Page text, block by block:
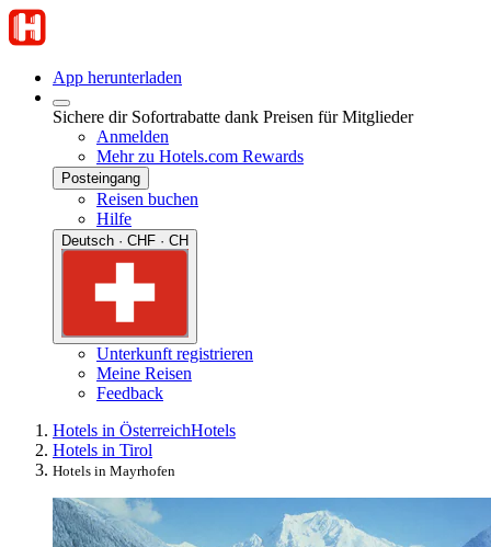
App herunterladen
Sichere dir Sofortrabatte dank Preisen für Mitglieder
Anmelden
Mehr zu Hotels.com Rewards
Posteingang
Reisen buchen
Hilfe
Deutsch · CHF · CH
Unterkunft registrieren
Meine Reisen
Feedback
Hotels in ÖsterreichHotels
Hotels in Tirol
Hotels in Mayrhofen